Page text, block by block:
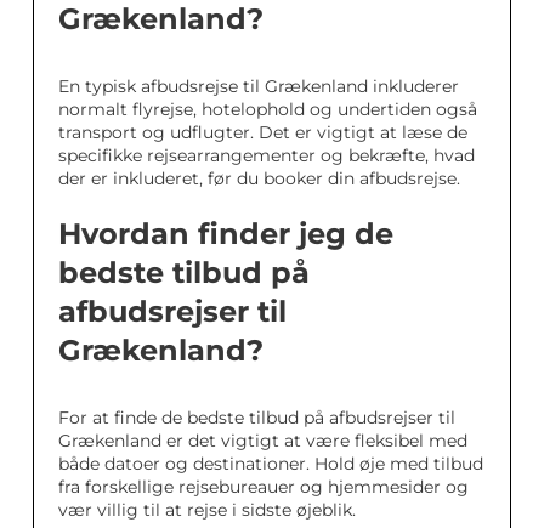
Grækenland?
En typisk afbudsrejse til Grækenland inkluderer
normalt flyrejse, hotelophold og undertiden også
transport og udflugter. Det er vigtigt at læse de
specifikke rejsearrangementer og bekræfte, hvad
der er inkluderet, før du booker din afbudsrejse.
Hvordan finder jeg de
bedste tilbud på
afbudsrejser til
Grækenland?
For at finde de bedste tilbud på afbudsrejser til
Grækenland er det vigtigt at være fleksibel med
både datoer og destinationer. Hold øje med tilbud
fra forskellige rejsebureauer og hjemmesider og
vær villig til at rejse i sidste øjeblik.